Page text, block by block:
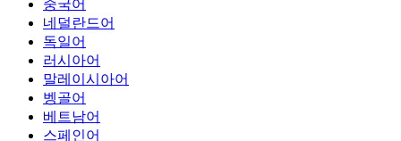
중국어
네덜란드어
독일어
러시아어
말레이시아어
벵골어
베트남어
스페인어